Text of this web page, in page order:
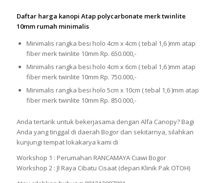
Daftar harga kanopi Atap polycarbonate merk twinlite
10mm rumah minimalis
Minimalis rangka besi holo 4cm x 4cm ( tebal 1,6 )mm atap
fiber merk twinlite 10mm Rp. 650.000,-
Minimalis rangka besi holo 4cm x 6cm ( tebal 1,6 )mm atap
fiber merk twinlite 10mm Rp. 750.000,-
Minimalis rangka besi holo 5cm x 10cm ( tebal 1,6 )mm atap
fiber merk twinlite 10mm Rp. 850.000,-
Anda tertarik untuk bekerjasama dengan Alfa Canopy? Bagi
Anda yang tinggal di daerah Bogor dan sekitarnya, silahkan
kunjungi tempat lokakarya kami di
Workshop 1 : Perumahan RANCAMAYA Ciawi Bogor
Workshop 2 : Jl Raya Cibatu Cisaat (depan Klinik Pak OTOH)